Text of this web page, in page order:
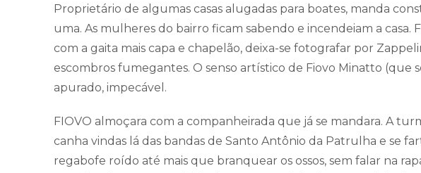
Proprietário de algumas casas alugadas para boates, manda
uma. As mulheres do bairro ficam sabendo e incendeiam a casa.
com a gaita mais capa e chapelão, deixa-se fotografar por
escombros fumegantes. O senso artístico de Fiovo Minatto (que
apurado, impecável.
FIOVO almoçara com a companheirada que já se mandara. A
canha vindas lá das bandas de Santo Antônio da Patrulha e se
regabofe roído até mais que branquear os ossos, sem falar na